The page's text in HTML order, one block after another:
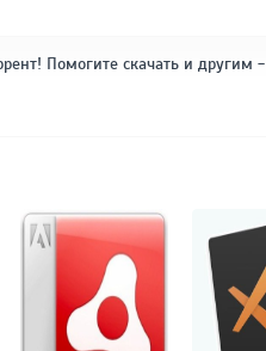
Помогите скачать и другим -